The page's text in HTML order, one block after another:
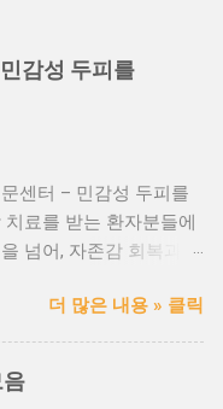
감성 두피를
센터 – 민감성 두피를
료를 받는 환자분들에
넘어, 자존감 회복과
성과 위생, 착용감 이
자를 위한 가발, 왜 특
정에서 탈모는 흔한
민해집니다. 이때 일반
더 많은 내용 » 클릭